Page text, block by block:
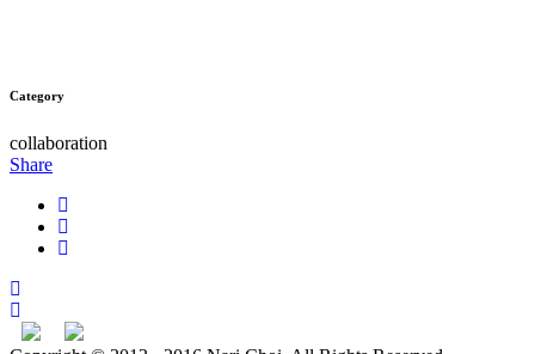
Category
collaboration
Share